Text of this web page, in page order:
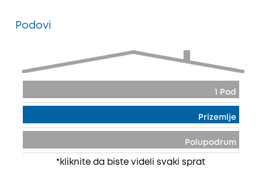
Podovi
1 Pod
Prizemlje
Polupodrum
*kliknite da biste videli svaki sprat